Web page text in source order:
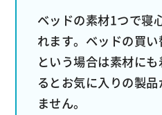
ベッドの素材1つで寝
れます。ベッドの買
という場合は素材に
るとお気に入りの製
ません。